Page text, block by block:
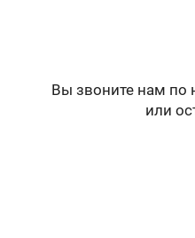
Вы звоните нам по
или